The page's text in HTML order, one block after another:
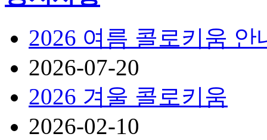
2026 여름 콜로키움 안
2026-07-20
2026 겨울 콜로키움
2026-02-10